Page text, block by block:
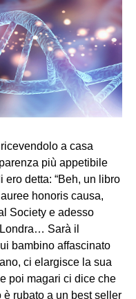
a casa
più appetibile
ero detta: “Beh, un libro
honoris causa,
Society e adesso
Sarà il
bambino affascinato
ci elargisce la sua
poi magari ci dice che
è rubato a un best seller